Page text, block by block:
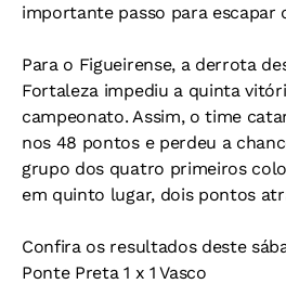
importante passo para escapar
Para o Figueirense, a derrota
Fortaleza impediu a quinta
campeonato. Assim, o time
nos 48 pontos e perdeu a
grupo dos quatro primeiros
em quinto lugar, dois pontos
Confira os resultados deste
Ponte Preta 1 x 1 Vasco